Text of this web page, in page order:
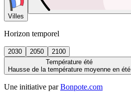
Villes
Horizon temporel
2030 2050
2100
Température été
Hausse de la température moyenne en été
Une initiative par Bonpote.com